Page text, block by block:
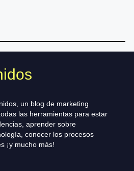
un blog de marketing
las herramientas para estar
aprender sobre
conocer los procesos
¡y mucho más!